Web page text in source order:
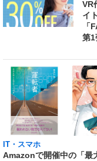
VR
イ
「
第1
IT・スマホ
Amazonで開催中の「最